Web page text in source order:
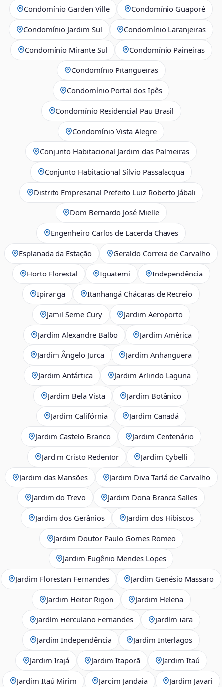
Condomínio Garden Ville Condomínio Guaporé
Condomínio Jardim Sul Condomínio Laranjeiras
Condomínio Mirante Sul Condomínio Paineiras
Condomínio Pitangueiras
Condomínio Portal dos Ipês
Condomínio Residencial Pau Brasil
Condomínio Vista Alegre
Conjunto Habitacional Jardim das Palmeiras
Conjunto Habitacional Sílvio Passalacqua
Distrito Empresarial Prefeito Luiz Roberto Jábali
Dom Bernardo José Mielle
Engenheiro Carlos de Lacerda Chaves
Esplanada da Estação Geraldo Correia de Carvalho
Horto Florestal Iguatemi Independência
Ipiranga Itanhangá Chácaras de Recreio
Jamil Seme Cury Jardim Aeroporto
Jardim Alexandre Balbo Jardim América
Jardim Ângelo Jurca Jardim Anhanguera
Jardim Antártica Jardim Arlindo Laguna
Jardim Bela Vista Jardim Botânico
Jardim Califórnia Jardim Canadá
Jardim Castelo Branco Jardim Centenário
Jardim Cristo Redentor Jardim Cybelli
Jardim das Mansões Jardim Diva Tarlá de Carvalho
Jardim do Trevo Jardim Dona Branca Salles
Jardim dos Gerânios Jardim dos Hibiscos
Jardim Doutor Paulo Gomes Romeo
Jardim Eugênio Mendes Lopes
Jardim Florestan Fernandes Jardim Genésio Massaro
Jardim Heitor Rigon Jardim Helena
Jardim Herculano Fernandes Jardim Iara
Jardim Independência Jardim Interlagos
Jardim Irajá Jardim Itaporã Jardim Itaú
Jardim Itaú Mirim Jardim Jandaia Jardim Javari